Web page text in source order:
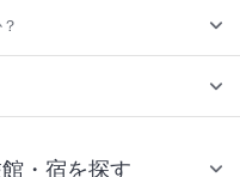
・宿を探す